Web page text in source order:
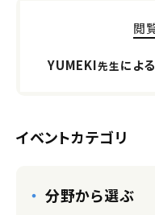
閲
YUMEKI先生によ
イベントカテゴリ
分野から選ぶ